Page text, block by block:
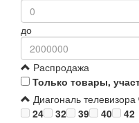
до
Распродажа
Только товары,
Диагональ телевизора
24
32 39 40
42